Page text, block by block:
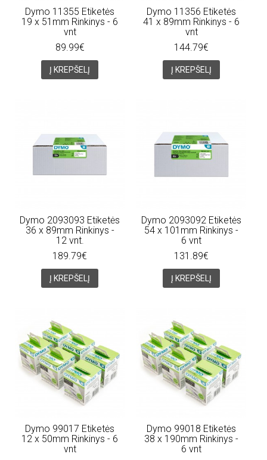
Dymo 11355 Etiketės
19 x 51mm Rinkinys - 6
vnt
89.99€
Į KREPŠELĮ
Dymo 11356 Etiketės
41 x 89mm Rinkinys - 6
vnt
144.79€
Į KREPŠELĮ
Dymo 2093093 Etiketės
36 x 89mm Rinkinys -
12 vnt.
189.79€
Į KREPŠELĮ
Dymo 2093092 Etiketės
54 x 101mm Rinkinys -
6 vnt
131.89€
Į KREPŠELĮ
Dymo 99017 Etiketės
12 x 50mm Rinkinys - 6
vnt
Dymo 99018 Etiketės
38 x 190mm Rinkinys -
6 vnt